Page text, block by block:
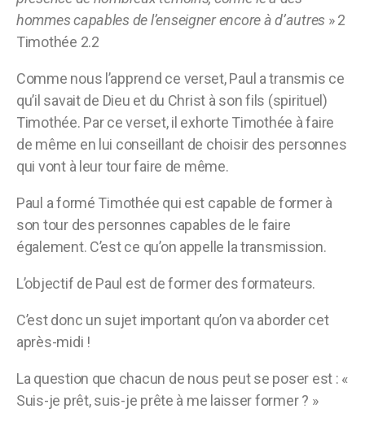
hommes capables de l’enseigner encore à d’autres » 2
Timothée 2.2
Comme nous l’apprend ce verset, Paul a transmis ce
qu’il savait de Dieu et du Christ à son fils (spirituel)
Timothée. Par ce verset, il exhorte Timothée à faire
de même en lui conseillant de choisir des personnes
qui vont à leur tour faire de même.
Paul a formé Timothée qui est capable de former à
son tour des personnes capables de le faire
également. C’est ce qu’on appelle la transmission.
L’objectif de Paul est de former des formateurs.
C’est donc un sujet important qu’on va aborder cet
après-midi !
La question que chacun de nous peut se poser est : «
Suis-je prêt, suis-je prête à me laisser former ? »